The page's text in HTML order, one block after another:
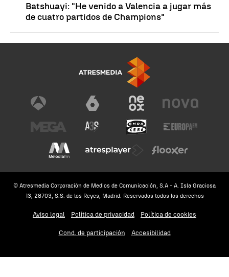
Batshuayi: "He venido a Valencia a jugar más
de cuatro partidos de Champions"
© Atresmedia Corporación de Medios de Comunicación, S.A - A. Isla Graciosa
13, 28703, S.S. de los Reyes, Madrid. Reservados todos los derechos
Aviso legal Política de privacidad Política de cookies
Cond. de participación Accesibilidad